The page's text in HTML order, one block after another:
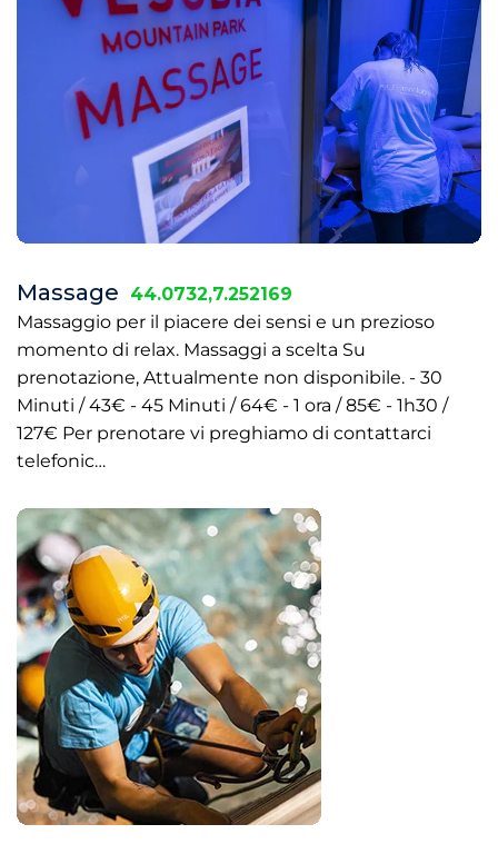
Massage
44.0732,7.252169
Massaggio per il piacere dei sensi e un prezioso
momento di relax. Massaggi a scelta Su
prenotazione, Attualmente non disponibile. - 30
Minuti / 43€ - 45 Minuti / 64€ - 1 ora / 85€ - 1h30 /
127€ Per prenotare vi preghiamo di contattarci
telefonic…